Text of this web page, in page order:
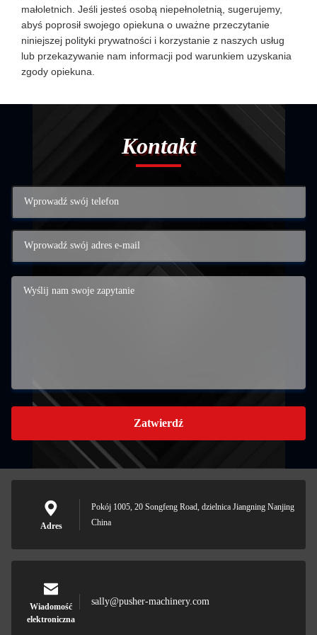
małoletnich. Jeśli jesteś osobą niepełnoletnią, sugerujemy,
abyś poprosił swojego opiekuna o uważne przeczytanie
niniejszej polityki prywatności i korzystanie z naszych usług
lub przekazywanie nam informacji pod warunkiem uzyskania
zgody opiekuna.
Kontakt
Zatwierdź
Adres
Pokój 1005, 20 Songfeng Road, dzielnica Jiangning Nanjing
China
Wiadomość
elektroniczna
sally@pusher-machinery.com